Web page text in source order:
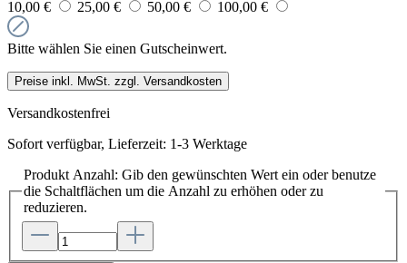
10,00 € 25,00 € 50,00 € 100,00 €
Bitte wählen Sie einen Gutscheinwert.
Preise inkl. MwSt. zzgl. Versandkosten
Versandkostenfrei
Sofort verfügbar, Lieferzeit: 1-3 Werktage
Produkt Anzahl: Gib den gewünschten Wert ein oder benutze
die Schaltflächen um die Anzahl zu erhöhen oder zu
reduzieren.